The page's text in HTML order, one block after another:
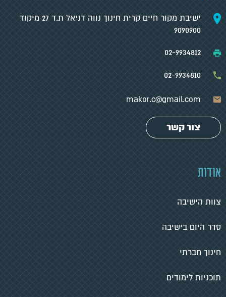
ישיבת מקור חיים קרית חינוך נווה דניאל ת.ד 27 מיקוד
9090900
02-9934812
02-9934810
makor.c@gmail.com
צור קשר
אודות
צוות הישיבה
סדר היום בישיבה
חינוך חברתי
תוכניות לימודים